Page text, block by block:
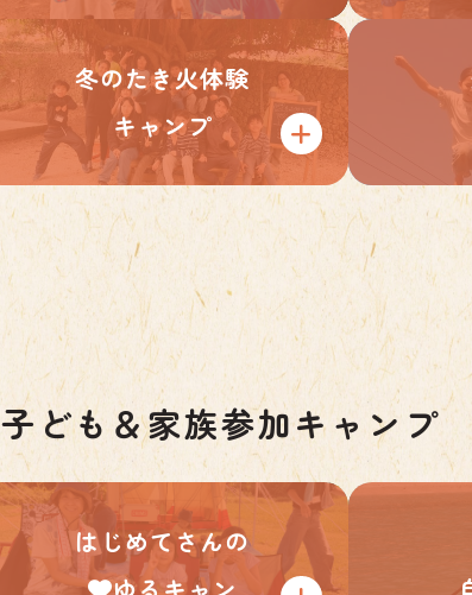
冬のたき火体験
キャンプ
子ども＆家族参加キャンプ
はじめてさんの